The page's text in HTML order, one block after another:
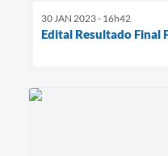
30 JAN 2023 - 16h42
Edital Resultado Final